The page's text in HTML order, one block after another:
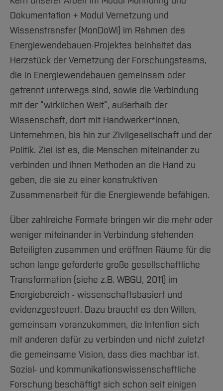
Arbeiten im FB G
Forschung und Projekte
Team
Service
Studiengänge
Studieninteressierte
Studium
Fachgruppen
Forschung und Entwicklung
International
Team
Service
Amtliche Bekanntmachungen
Notfall-Infos
Familiengerechte Hochschule
Gleichstellung
Diskriminierungsfreie Hochschule
Vertretungen
Wahlen
Hochschulbibliothek
Hochschulkommunikation
International Office
Medienzentrum
qed-Stiftung
Zentrale Studienberatung
Dokumentation + Modul Vernetzung und
Wissenstransfer (MonDoWi) im Rahmen des
Energiewendebauen-Projektes beinhaltet das
Herzstück der Vernetzung der Forschungsteams,
die in Energiewendebauen gemeinsam oder
getrennt unterwegs sind, sowie die Verbindung
mit der “wirklichen Welt”, außerhalb der
Wissenschaft, dort mit Handwerker*innen,
Unternehmen, bis hin zur Zivilgesellschaft und der
Politik. Ziel ist es, die Menschen miteinander zu
verbinden und Ihnen Methoden an die Hand zu
geben, die sie zu einer konstruktiven
Zusammenarbeit für die Energiewende befähigen.
Über zahlreiche Formate bringen wir die mehr oder
weniger miteinander in Verbindung stehenden
Beteiligten zusammen und eröffnen Räume für die
schon lange geforderte große gesellschaftliche
Transformation (siehe z.B. WBGU, 2011) im
Energiebereich - wissenschaftsbasiert und
evidenzgesteuert. Dazu braucht es den Willen,
gemeinsam voranzukommen, die Intention sich
mit anderen dafür zu verbinden und nicht zuletzt
die gemeinsame Vision, dass dies machbar ist.
Sozial- und kommunikationswissenschaftliche
Forschung beschäftigt sich schon seit einigen